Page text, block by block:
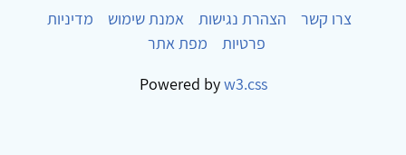
צרו קשר
הצהרת נגישות אמנת שימוש
מדיניות
פרטיות
מפת אתר
Powered byw3.css